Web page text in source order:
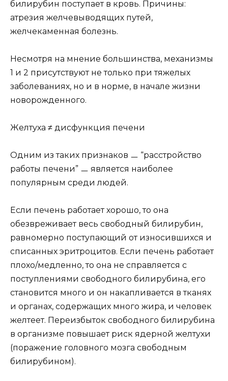
билирубин поступает в кровь. Причины:
атрезия желчевыводящих путей,
желчекаменная болезнь.
Несмотря на мнение большинства, механизмы
1 и 2 присутствуют не только при тяжелых
заболеваниях, но и в норме, в начале жизни
новорожденного.
Желтуха ≠ дисфункция печени
Одним из таких признаков ㅡ “расстройство
работы печени” ㅡ является наиболее
популярным среди людей.
Если печень работает хорошо, то она
обезвреживает весь свободный билирубин,
равномерно поступающий от износившихся и
списанных эритроцитов. Если печень работает
плохо/медленно, то она не справляется с
поступлениями свободного билирубина, его
становится много и он накапливается в тканях
и органах, содержащих много жира, и человек
желтеет. Переизбыток свободного билирубина
в организме повышает риск ядерной желтухи
(поражение головного мозга свободным
билирубином).